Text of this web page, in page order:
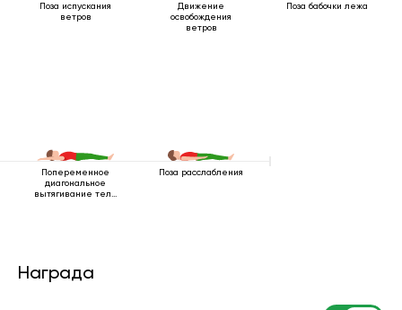
Поза испускания
ветров
Движение
освобождения
ветров
Поза бабочки лежа
Попеременное
диагональное
вытягивание тела
Поза расслабления
Награда